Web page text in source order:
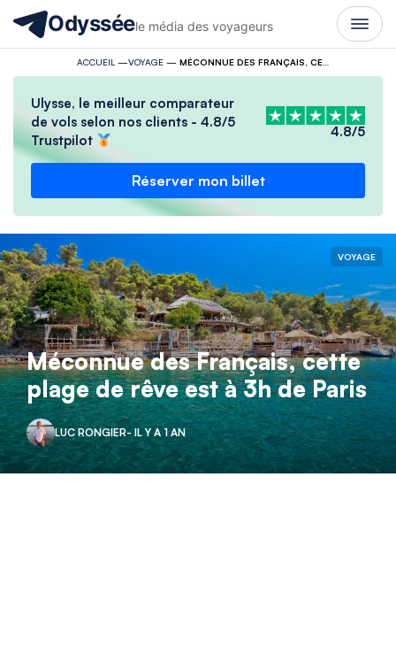
Odysséele média des voyageurs
ACCUEIL —VOYAGE— MÉCONNUE DES FRANÇAIS, CETTE PLAGE DE RÊVE EST À 3H DE PARIS
Ulysse, le meilleur comparateur
de vols selon nos clients - 4.8/5
Trustpilot
4.8/5
Réserver mon billet
VOYAGE
Méconnue des Français, cette
plage de rêve est à 3h de Paris
LUC RONGIER- IL Y A 1 AN